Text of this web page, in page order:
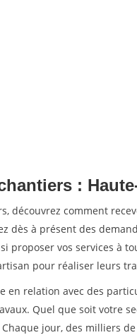
:
découvrez comment
dès à présent des
proposer vos services à
pour réaliser leurs
en relation avec des
Quel que soit votre
Chaque jour, des milliers